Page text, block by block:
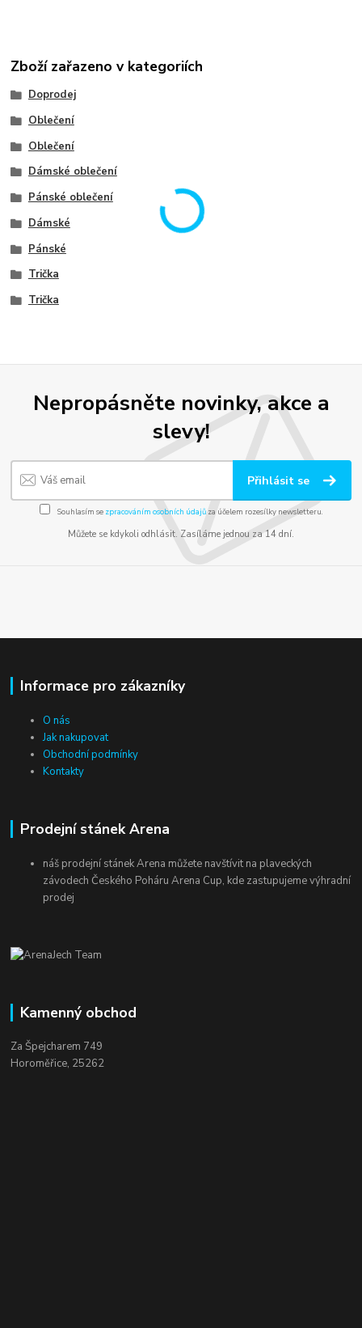
Zboží zařazeno v kategoriích
Doprodej
Oblečení
Oblečení
Dámské oblečení
Pánské oblečení
Dámské
Pánské
Trička
Trička
Nepropásněte novinky, akce a
slevy!
Přihlásit se
Souhlasím se zpracováním osobních údajůza účelem rozesílky newsletteru.
Můžete se kdykoli odhlásit. Zasíláme jednou za 14 dní.
Informace pro zákazníky
O nás
Jak nakupovat
Obchodní podmínky
Kontakty
Prodejní stánek Arena
náš prodejní stánek Arena můžete navštívit na plaveckých
závodech Českého Poháru Arena Cup, kde zastupujeme výhradní
prodej
Kamenný obchod
Za Špejcharem 749
Horoměřice, 25262